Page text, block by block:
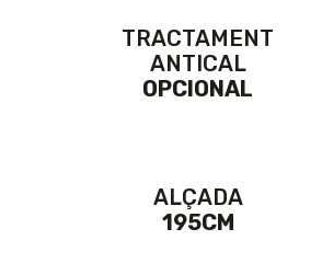
TRACTAMENT
ANTICAL
OPCIONAL
ALÇADA
195CM